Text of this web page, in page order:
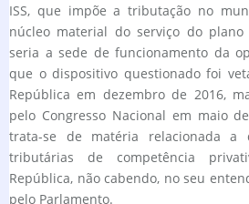
ISS, que impõe a tributação no
núcleo material do serviço do
seria a sede de funcionamento da
que o dispositivo questionado foi
República em dezembro de 2016,
pelo Congresso Nacional em maio
trata-se de matéria relacionada a
tributárias de competência
República, não cabendo, no seu
pelo Parlamento.